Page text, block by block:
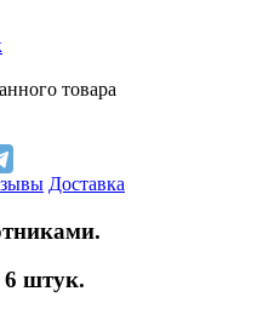
товара
Доставка
штук.